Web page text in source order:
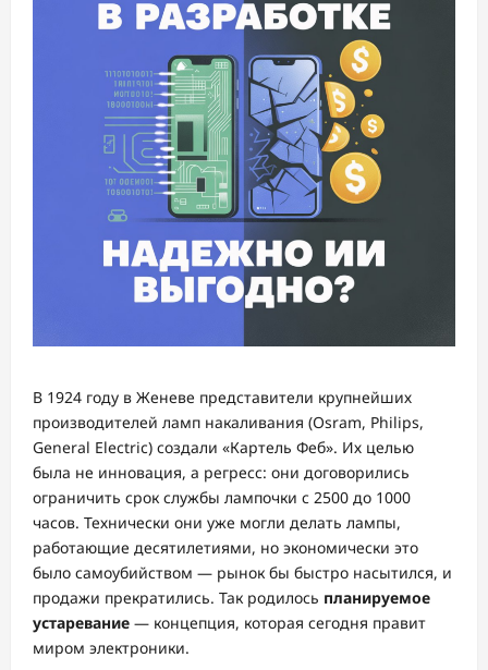
В 1924 году в Женеве представители крупнейших
производителей ламп накаливания (Osram, Philips,
General Electric) создали «Картель Феб». Их целью
была не инновация, а регресс: они договорились
ограничить срок службы лампочки с 2500 до 1000
часов. Технически они уже могли делать лампы,
работающие десятилетиями, но экономически это
было самоубийством — рынок бы быстро насытился, и
продажи прекратились. Так родилось планируемое
устаревание — концепция, которая сегодня правит
миром электроники.